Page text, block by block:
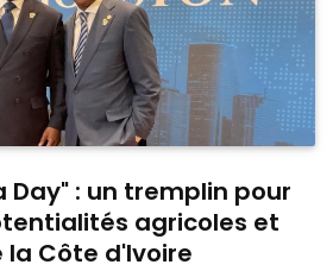
Day" : un tremplin pour
agricoles et
Côte d'Ivoire